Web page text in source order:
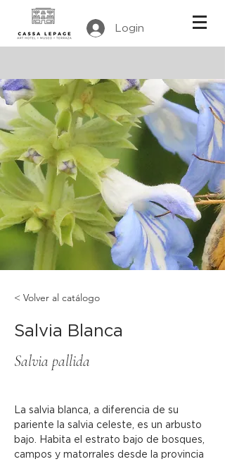
Login
< Volver al catálogo
Salvia Blanca
Salvia pallida
La salvia blanca, a diferencia de su
pariente la salvia celeste, es un arbusto
bajo. Habita el estrato bajo de bosques,
campos y matorrales desde la provincia